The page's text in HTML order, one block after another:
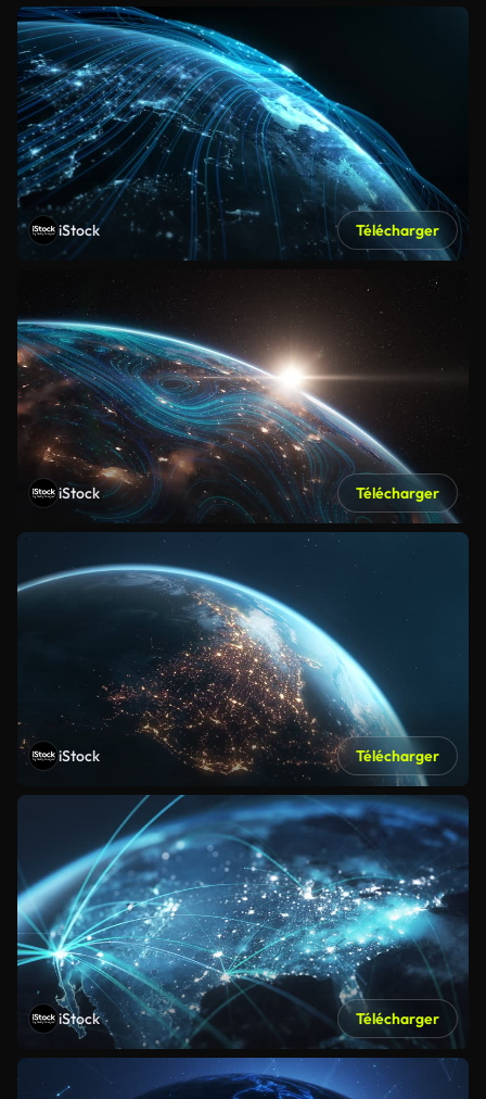
iStock Télécharger
iStock Télécharger
iStock Télécharger
iStock Télécharger